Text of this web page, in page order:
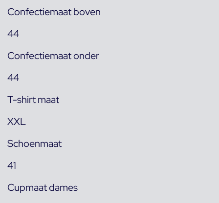
Confectiemaat boven
44
Confectiemaat onder
44
T-shirt maat
XXL
Schoenmaat
41
Cupmaat dames